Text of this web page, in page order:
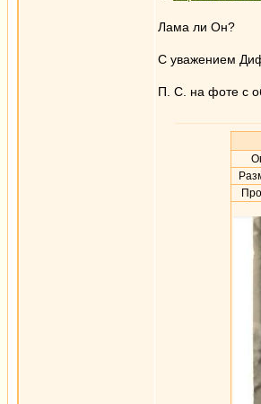
Лама ли Он?
С уважением
П. С. на фоте с